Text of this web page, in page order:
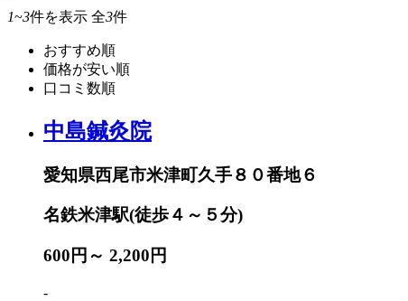
1~3件を表示 全3件
おすすめ順
価格が安い順
口コミ数順
中島鍼灸院
愛知県西尾市米津町久手８０番地６
名鉄米津駅(徒歩４～５分)
600円～ 2,200円
-